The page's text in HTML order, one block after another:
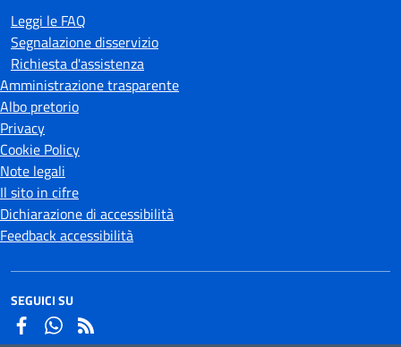
Leggi le FAQ
Segnalazione disservizio
Richiesta d'assistenza
Amministrazione trasparente
Albo pretorio
Privacy
Cookie Policy
Note legali
Il sito in cifre
Dichiarazione di accessibilità
Feedback accessibilità
SEGUICI SU
FacebookWhatsapp